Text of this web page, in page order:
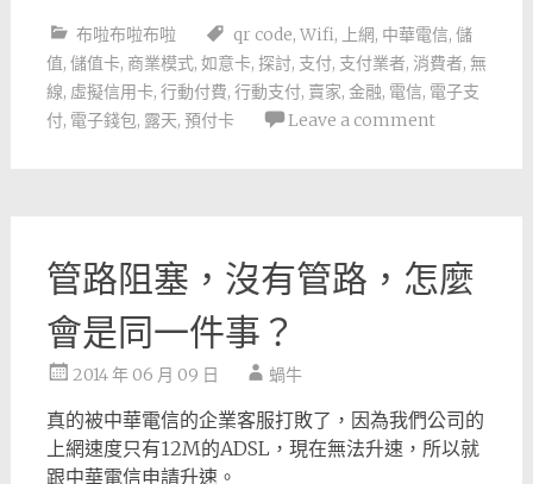
布啦布啦布啦 qr code, Wifi, 上網, 中華電信, 儲
值, 儲值卡, 商業模式, 如意卡, 探討, 支付, 支付業者, 消費者, 無
線, 虛擬信用卡, 行動付費, 行動支付, 賣家, 金融, 電信, 電子支
付, 電子錢包, 露天, 預付卡 Leave a comment
管路阻塞，沒有管路，怎麼
會是同一件事？
2014 年 06 月 09 日 蝸牛
真的被中華電信的企業客服打敗了，因為我們公司的
上網速度只有12M的ADSL，現在無法升速，所以就
跟中華電信申請升速。